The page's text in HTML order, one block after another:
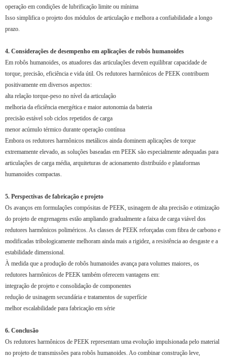
operação em condições de lubrificação limite ou mínima
Isso simplifica o projeto dos módulos de articulação e melhora a confiabilidade a longo
prazo.
4. Considerações de desempenho em aplicações de robôs humanoides
Em robôs humanoides, os atuadores das articulações devem equilibrar capacidade de
torque, precisão, eficiência e vida útil. Os redutores harmônicos de PEEK contribuem
positivamente em diversos aspectos:
alta relação torque-peso no nível da articulação
melhoria da eficiência energética e maior autonomia da bateria
precisão estável sob ciclos repetidos de carga
menor acúmulo térmico durante operação contínua
Embora os redutores harmônicos metálicos ainda dominem aplicações de torque
extremamente elevado, as soluções baseadas em PEEK são especialmente adequadas para
articulações de carga média, arquiteturas de acionamento distribuído e plataformas
humanoides compactas.
5. Perspectivas de fabricação e projeto
Os avanços em formulações compósitas de PEEK, usinagem de alta precisão e otimização
do projeto de engrenagens estão ampliando gradualmente a faixa de carga viável dos
redutores harmônicos poliméricos. As classes de PEEK reforçadas com fibra de carbono e
modificadas tribologicamente melhoram ainda mais a rigidez, a resistência ao desgaste e a
estabilidade dimensional.
À medida que a produção de robôs humanoides avança para volumes maiores, os
redutores harmônicos de PEEK também oferecem vantagens em:
integração de projeto e consolidação de componentes
redução de usinagem secundária e tratamentos de superfície
melhor escalabilidade para fabricação em série
6. Conclusão
Os redutores harmônicos de PEEK representam uma evolução impulsionada pelo material
no projeto de transmissões para robôs humanoides. Ao combinar construção leve,